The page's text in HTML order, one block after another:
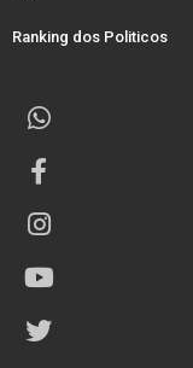
Ranking dos Politicos